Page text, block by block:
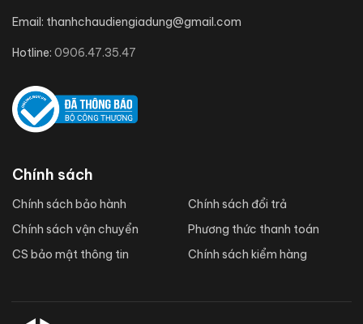
Email: thanhchaudiengiadung@gmail.com
Hotline: 0906.47.35.47
Chính sách
Chính sách bảo hành
Chính sách vận chuyển
CS bảo mật thông tin
Chính sách đổi trả
Phương thức thanh toán
Chính sách kiểm hàng